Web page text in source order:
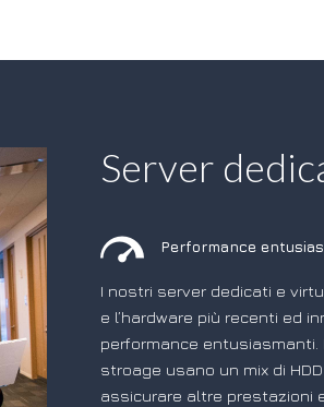
Server
Performance
I nostri server dedicati e
e l’hardware più recenti ed
performance entusiasmanti.
stroage usano un mix di
assicurare altre prestazioni